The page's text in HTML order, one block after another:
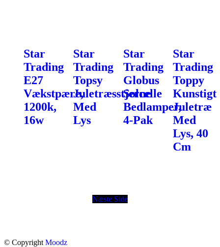
Star
Trading
E27
Vækstpære,
1200k,
16w
Star
Trading
Topsy
Juletræsstjerne
Med
Lys
Star
Trading
Globus
Solcelle
Bedlamper,
4-Pak
Star
Trading
Toppy
Kunstigt
Juletræ
Med
Lys, 40
Cm
Næste Side
© Copyright Moodz